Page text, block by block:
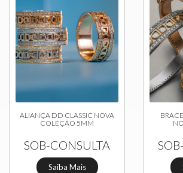
ALIANÇA DD CLASSIC NOVA
COLEÇÃO 5MM
SOB-CONSULTA
Saiba Mais